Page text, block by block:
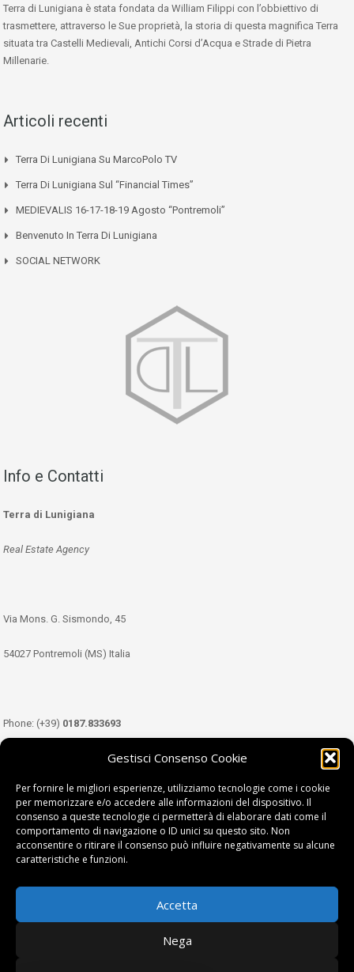
Gestisci Consenso Cookie
Per fornire le migliori esperienze, utilizziamo tecnologie come i cookie
per memorizzare e/o accedere alle informazioni del dispositivo. Il
consenso a queste tecnologie ci permetterà di elaborare dati come il
comportamento di navigazione o ID unici su questo sito. Non
acconsentire o ritirare il consenso può influire negativamente su alcune
caratteristiche e funzioni.
Accetta
Nega
Terra di Lunigiana è stata fondata da William Filippi con l’obbiettivo di
trasmettere, attraverso le Sue proprietà, la storia di questa magnifica Terra
situata tra Castelli Medievali, Antichi Corsi d’Acqua e Strade di Pietra
Millenarie.
Articoli recenti
Terra Di Lunigiana Su MarcoPolo TV
Terra Di Lunigiana Sul “Financial Times”
MEDIEVALIS 16-17-18-19 Agosto “Pontremoli”
Benvenuto In Terra Di Lunigiana
SOCIAL NETWORK
Info e Contatti
Terra di Lunigiana
Real Estate Agency
Via Mons. G. Sismondo, 45
54027 Pontremoli (MS) Italia
Phone: (+39) 0187.833693
349.3489333
Email:info@tdl.it
Terra di Lunigiana © di Filippi William - P.Iva 01374450458